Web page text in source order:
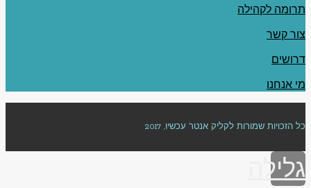
תרומה לקהילה
צור קשר
דרושים
מי אנחנו
כל הזכויות שמורות לקליק אנטר עכשיו, 2017
גלילה